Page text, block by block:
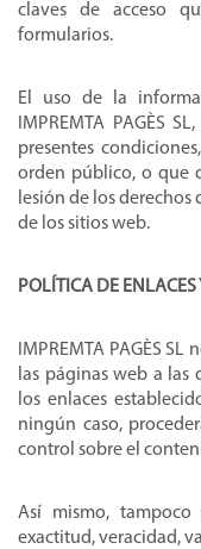
claves de acceso
formularios.
El uso de la
IMPREMTA PAGÈS
presentes
orden público, o que
lesión de los
de los sitios web.
POLÍTICA DE
IMPREMTA PAGÈS
las páginas web a
los enlaces
ningún caso,
control sobre el
Así mismo,
exactitud, veracidad,